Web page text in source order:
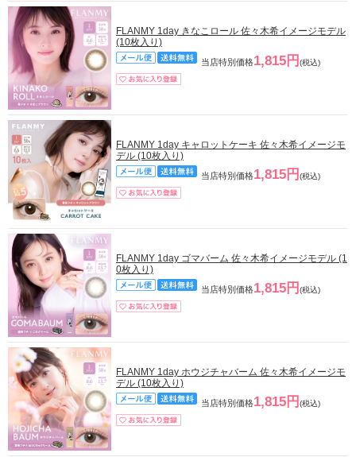
FLANMY 1day きなこロール 佐々木希イメージモデル
(10枚入り)
当店特別価格1,815円 (税込)
FLANMY 1day キャロットケーキ 佐々木希イメージモ
デル (10枚入り)
当店特別価格1,815円 (税込)
FLANMY 1day ゴマバーム 佐々木希イメージモデル (1
0枚入り)
当店特別価格1,815円 (税込)
FLANMY 1day ホウジチャバーム 佐々木希イメージモ
デル (10枚入り)
当店特別価格1,815円 (税込)